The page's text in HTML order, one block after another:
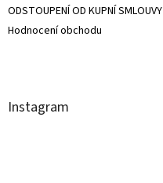
ODSTOUPENÍ OD KUPNÍ SMLOUVY
Hodnocení obchodu
Instagram